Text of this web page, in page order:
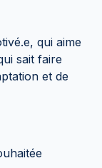
qui aime
sait faire
et de